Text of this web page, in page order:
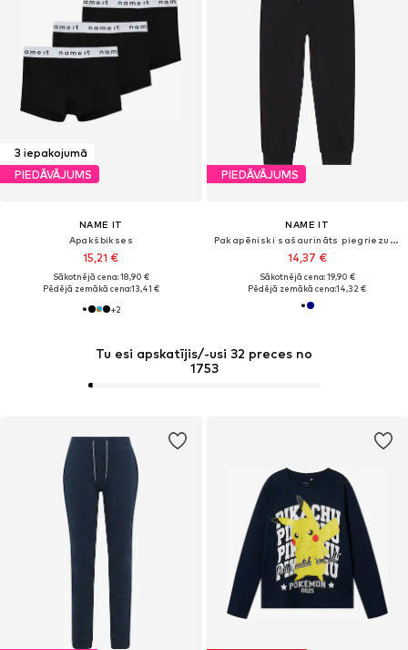
3 iepakojumā
PIEDĀVĀJUMS
NAME IT
Apakšbikses
15,21 €
Sākotnējā cena: 18,90 €
Pēdējā zemākā cena:13,41 €
+2
PIEDĀVĀJUMS
NAME IT
Pakapēniski sašaurināts piegriezums Bikses 'NKMVIAN'
14,37 €
Sākotnējā cena: 19,90 €
Pēdējā zemākā cena:14,32 €
Tu esi apskatījis/-usi 32 preces no
1753